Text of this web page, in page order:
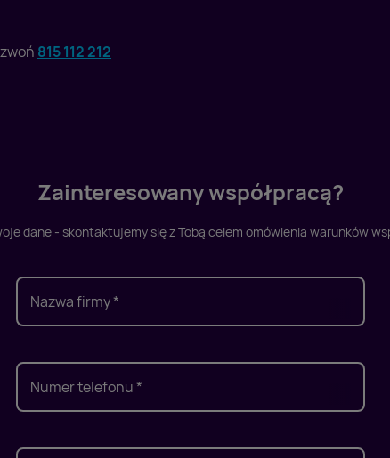
815 112 212
Zainteresowany współpracą?
dane - skontaktujemy się z Tobą celem omówienia warunków
Nazwa firmy *
Numer telefonu *